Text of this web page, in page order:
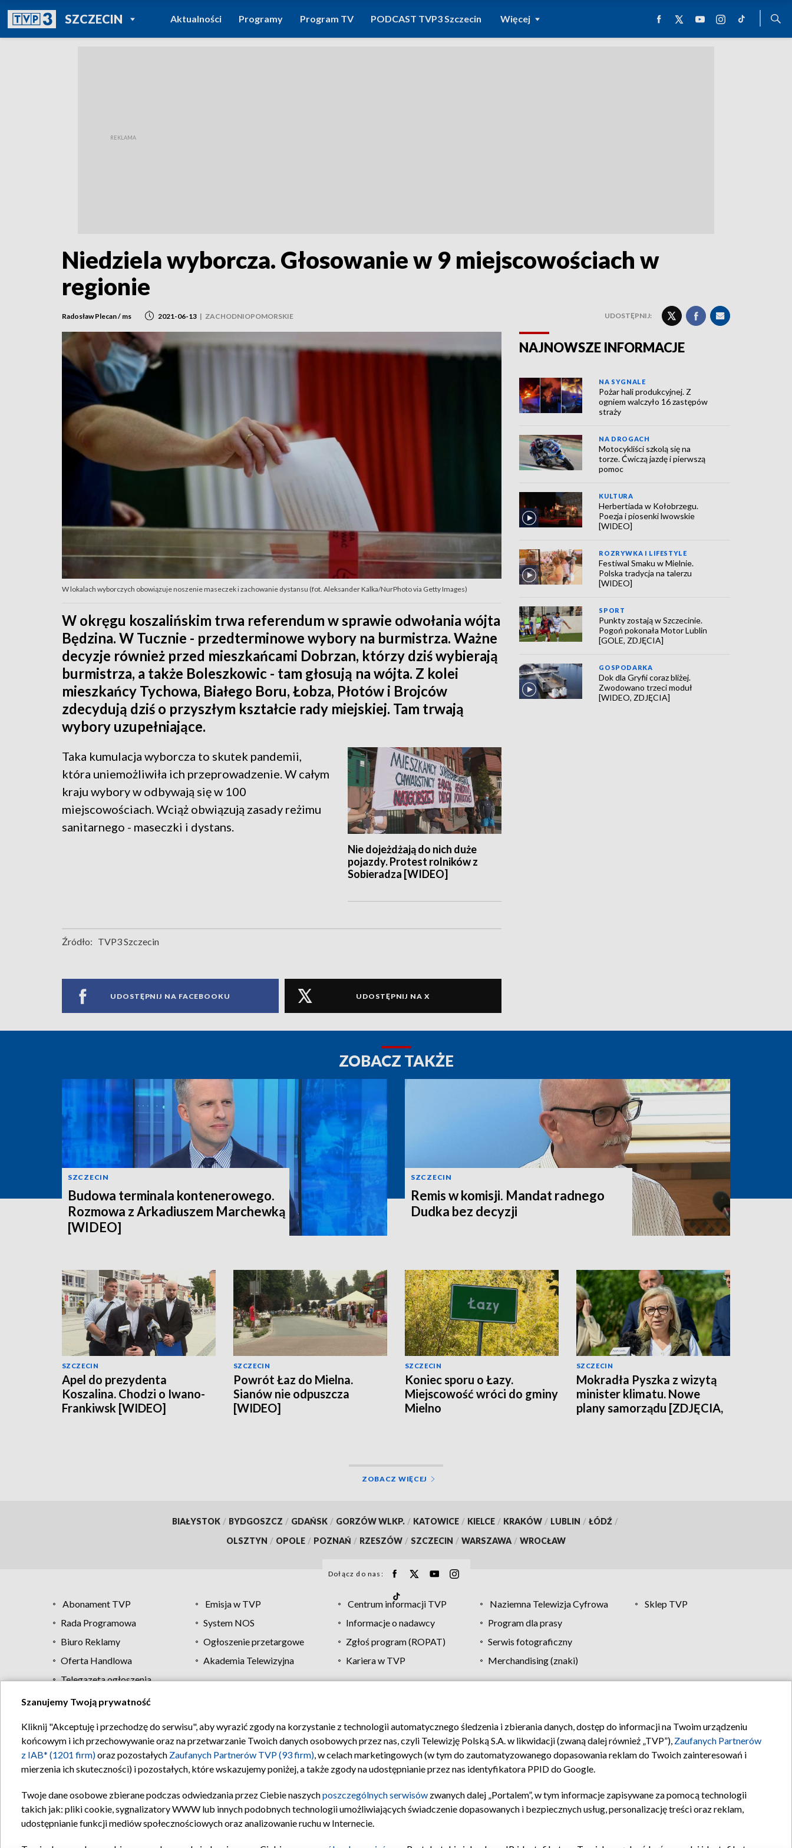
SZCZECINPOWRÓT DO
TVP REGIONY
Aktualności Programy Program TV PODCAST TVP3 Szczecin Więcej
Niedziela wyborcza. Głosowanie w 9 miejscowościach w
regionie
Radosław Plecan / ms 2021-06-13 | ZACHODNIOPOMORSKIE UDOSTĘPNIJ:
W lokalach wyborczych obowiązuje noszenie maseczek i zachowanie dystansu (fot. Aleksander Kalka/NurPhoto via Getty Images)
W okręgu koszalińskim trwa referendum w sprawie odwołania wójta
Będzina. W Tucznie - przedterminowe wybory na burmistrza. Ważne
decyzje również przed mieszkańcami Dobrzan, którzy dziś wybierają
burmistrza, a także Boleszkowic - tam głosują na wójta. Z kolei
mieszkańcy Tychowa, Białego Boru, Łobza, Płotów i Brojców
zdecydują dziś o przyszłym kształcie rady miejskiej. Tam trwają
wybory uzupełniające.
Nie dojeżdżają do nich duże
pojazdy. Protest rolników z
Sobieradza [WIDEO]
Taka kumulacja wyborcza to skutek pandemii,
która uniemożliwiła ich przeprowadzenie. W całym
kraju wybory w odbywają się w 100
miejscowościach. Wciąż obwiązują zasady reżimu
sanitarnego - maseczki i dystans.
Źródło: TVP3 Szczecin
UDOSTĘPNIJ NA FACEBOOKU UDOSTĘPNIJ NA X
NAJNOWSZE INFORMACJE
NA SYGNALE
Pożar hali produkcyjnej. Z
ogniem walczyło 16 zastępów
straży
NA DROGACH
Motocykliści szkolą się na
torze. Ćwiczą jazdę i pierwszą
pomoc
KULTURA
Herbertiada w Kołobrzegu.
Poezja i piosenki lwowskie
[WIDEO]
ROZRYWKA I LIFESTYLE
Festiwal Smaku w Mielnie.
Polska tradycja na talerzu
[WIDEO]
SPORT
Punkty zostają w Szczecinie.
Pogoń pokonała Motor Lublin
[GOLE, ZDJĘCIA]
GOSPODARKA
Dok dla Gryfii coraz bliżej.
Zwodowano trzeci moduł
[WIDEO, ZDJĘCIA]
ZOBACZ TAKŻE
SZCZECIN
Budowa terminala kontenerowego.
Rozmowa z Arkadiuszem Marchewką
[WIDEO]
SZCZECIN
Remis w komisji. Mandat radnego
Dudka bez decyzji
SZCZECIN
Apel do prezydenta
Koszalina. Chodzi o Iwano-
Frankiwsk [WIDEO]
SZCZECIN
Powrót Łaz do Mielna.
Sianów nie odpuszcza
[WIDEO]
SZCZECIN
Koniec sporu o Łazy.
Miejscowość wróci do gminy
Mielno
SZCZECIN
Mokradła Pyszka z wizytą
minister klimatu. Nowe
plany samorządu [ZDJĘCIA,
ZOBACZ WIĘCEJ
BIAŁYSTOK / BYDGOSZCZ / GDAŃSK / GORZÓW WLKP. / KATOWICE / KIELCE / KRAKÓW / LUBLIN / ŁÓDŹ /
OLSZTYN / OPOLE / POZNAŃ / RZESZÓW / SZCZECIN / WARSZAWA / WROCŁAW
Dołącz do nas:
Abonament TVP Emisja w TVP Centrum informacji TVP Naziemna Telewizja Cyfrowa
Sklep TVP
Rada Programowa
System NOS Informacje o nadawcy
Program dla prasy
Biuro Reklamy
Ogłoszenie przetargowe Zgłoś program (ROPAT)
Serwis fotograficzny
Oferta Handlowa
Akademia Telewizyjna Kariera w TVP
Merchandising (znaki)
Telegazeta ogłoszenia
Regulamin TVP Polityka prywatności Moje zgody Pomoc Biuro reklamy Kontakt
Szanujemy Twoją prywatność
Kliknij "Akceptuję i przechodzę do serwisu", aby wyrazić zgody na korzystanie z technologii automatycznego śledzenia i zbierania danych, dostęp do informacji na Twoim urządzeniu
końcowym i ich przechowywanie oraz na przetwarzanie Twoich danych osobowych przez nas, czyli Telewizję Polską S.A. w likwidacji (zwaną dalej również „TVP”), Zaufanych Partnerów
z IAB* (1201 firm)oraz pozostałych Zaufanych Partnerów TVP (93 firm), w celach marketingowych (w tym do zautomatyzowanego dopasowania reklam do Twoich zainteresowań i
mierzenia ich skuteczności) i pozostałych, które wskazujemy poniżej, a także zgody na udostępnianie przez nas identyfikatora PPID do Google.
Twoje dane osobowe zbierane podczas odwiedzania przez Ciebie naszychposzczególnych serwisów zwanych dalej „Portalem”, w tym informacje zapisywane za pomocą technologii
takich jak: pliki cookie, sygnalizatory WWW lub innych podobnych technologii umożliwiających świadczenie dopasowanych i bezpiecznych usług, personalizację treści oraz reklam,
udostępnianie funkcji mediów społecznościowych oraz analizowanie ruchu w Internecie.